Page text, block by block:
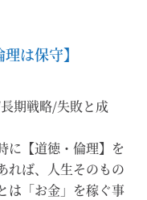
は保守】
期戦略/失敗と成
に【道徳・倫理】を
れば、人生そのもの
は「お金」を稼ぐ事